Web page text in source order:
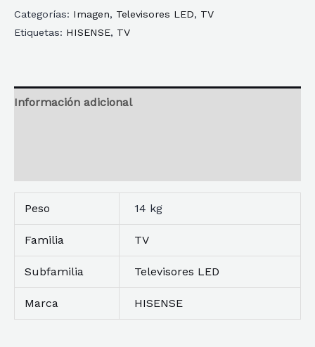
UHD
4K
VISION
PLUS
Categorías: Imagen, Televisores LED, TV
Etiquetas: HISENSE, TV
Información adicional
Peso 14 kg
Familia TV
Subfamilia Televisores LED
Marca HISENSE